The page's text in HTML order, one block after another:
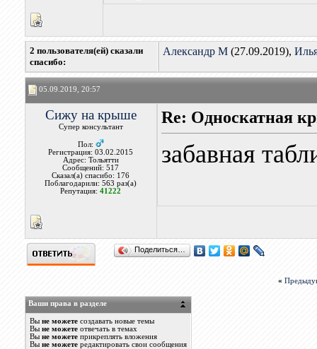
2 пользователя(ей) сказали
cпасибо:
Александр М(27.09.2019),
05.09.2019, 20:57
Сижу на крыше
Супер консультант
Пол:
Регистрация: 03.02.2015
Адрес: Тольятти
Сообщений: 517
Сказал(а) спасибо: 176
Поблагодарили: 563 раз(а)
Репутация:41222
Re: Односкатная
забавная
Поделиться…
«
Ваши права в разделе
Вы не можетесоздавать новые темы
Вы не можетеотвечать в темах
Вы не можетеприкреплять вложения
Вы не можетередактировать свои сообщения